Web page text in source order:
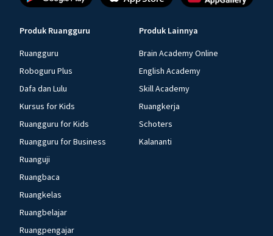
Produk Ruangguru
Ruangguru
Roboguru Plus
Dafa dan Lulu
Kursus for Kids
Ruangguru for Kids
Ruangguru for Business
Ruanguji
Ruangbaca
Ruangkelas
Ruangbelajar
Ruangpengajar
Produk Lainnya
Brain Academy Online
English Academy
Skill Academy
Ruangkerja
Schoters
Kalananti